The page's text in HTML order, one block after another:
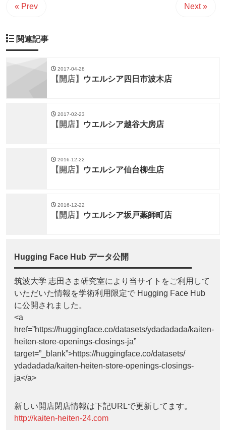
« Prev Next »
関連記事
2017-04-28
【開店】 ウエルシア四日市波木店
2017-02-23
【開店】 ウエルシア越谷大房店
2016-12-22
【開店】 ウエルシア仙台柳生店
2016-12-22
【開店】 ウエルシア坂戸薬師町店
Hugging Face Hub データ公開
筑波大学 志田さま研究室により当サイトをご利用して
いただいた情報を学術利用限定で Hugging Face Hub
に公開されました。
<a
href=”https://huggingface.co/datasets/ydadadada/kaiten-
heiten-store-openings-closings-ja”
target=”_blank”>https://huggingface.co/datasets/
ydadadada/kaiten-heiten-store-openings-closings-
ja</a>
新しい開店閉店情報は下記URLで更新してます。
http://kaiten-heiten-24.com